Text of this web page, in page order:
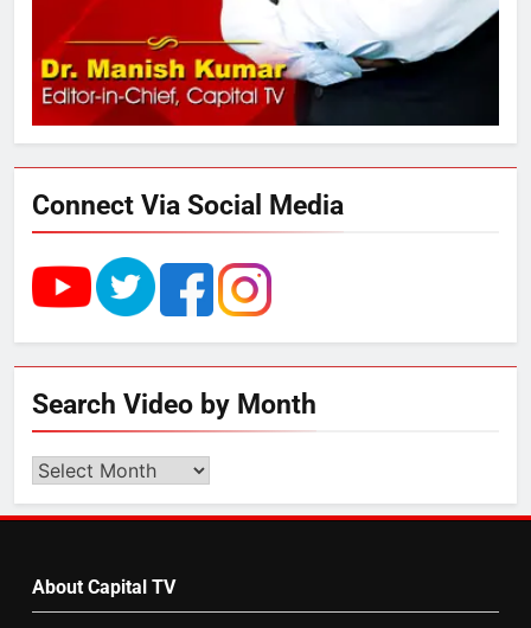
रोजगार सृजन की संभावना
4
UP में ग्रामीण बिजली आपूर्ति से कृषि,
डेयरी, कुटीर उद्योग और स्वरोजगार को
मिला बढ़ावा
राम की नगरी अयोध्या में आने वाले भक्तों
का स्वागत करेगा लक्ष्मण द्वार
उत्तर प्रदेश में गांवों में बढ़ेंगी सुविधाएं: 67%
बढ़ा पंचायतों का बजट
Connect Via Social Media
Search Video by Month
Search
by
About Capital TV